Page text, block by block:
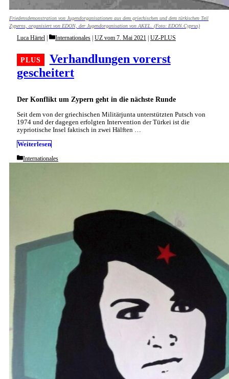
Friedensdemonstration von Jugendorganisationen aus dem griechischen und dem türkischen Teil
Zyperns, organisiert von EDON, der Jugendorganisation von AKEL. (Foto: EDON.Cyprus)
Der Konflikt um Zypern geht in die nächste Runde
Verhandlungen vorerst
gescheitert
Luca Härtel Categories
Internationales UZ vom 7. Mai 2021 UZ-PLUS
Seit dem von der griechischen Militärjunta unterstützten Putsch von
1974 und der dagegen erfolgten Intervention der Türkei ist die
zypriotische Insel faktisch in zwei Hälften …
Weiterlesen
Categories
Internationales